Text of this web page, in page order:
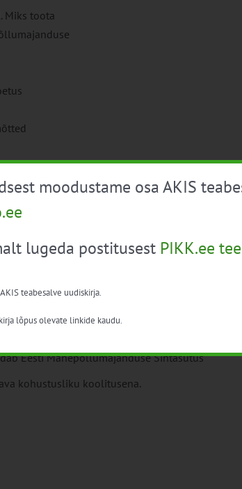
Miks toota
on kindlasti vajalik registreerimine hiljemalt 2
põllumajanduspoliitika abinõude
Eesti Mahepõllumajanduse Sihtasutus
kohustusliku koolitusena.
moodustame osa AKIS
lugeda postitusest PIKK.ee
teabesalve uudiskirja.
lõpus olevate linkide kaudu.